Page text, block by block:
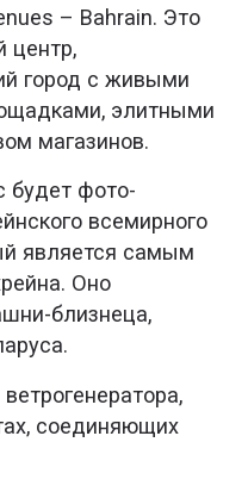
– Bahrain. Это
центр,
город с живыми
элитными
магазинов.
будет фото-
всемирного
является самым
Оно
близнеца,
соединяющих